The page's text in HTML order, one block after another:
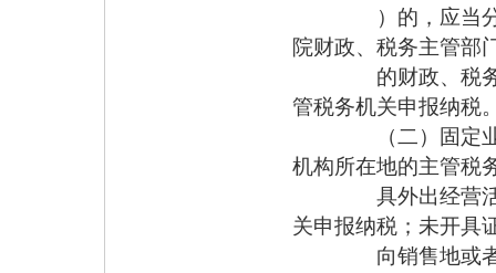
）的，应当分别
院财政、税务主管部
的财政、税务机
管税务机关申报纳税
（二）固定业户
机构所在地的主管税
具外出经营活动
关申报纳税；未开具
向销售地或者劳